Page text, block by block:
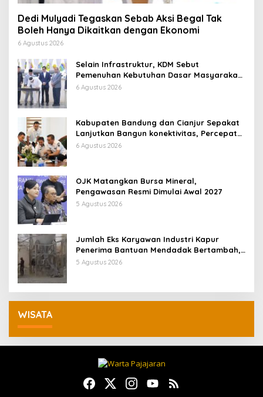
Dedi Mulyadi Tegaskan Sebab Aksi Begal Tak
Boleh Hanya Dikaitkan dengan Ekonomi
6 Agustus 2026
Selain Infrastruktur, KDM Sebut
Pemenuhan Kebutuhan Dasar Masyarakat
Jadi Fokus APBD Jabar 2027
6 Agustus 2026
Kabupaten Bandung dan Cianjur Sepakat
Lanjutkan Bangun konektivitas, Percepat
Pertumbuhan Ekonomi Daerah
6 Agustus 2026
OJK Matangkan Bursa Mineral,
Pengawasan Resmi Dimulai Awal 2027
5 Agustus 2026
Jumlah Eks Karyawan Industri Kapur
Penerima Bantuan Mendadak Bertambah,
KDM: Kita Identifikasi
5 Agustus 2026
WISATA